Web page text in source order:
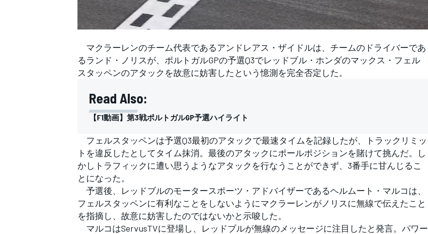
フォーミュラE
マクラーレンのチーム代表であるアンドレアス・ザイドルは、チームのドライバーであ
るランド・ノリスが、ポルトガルGPの予選Q3でレッドブル・ホンダのマックス・フェル
スタッペンのアタックを故意に妨害したという憶測を完全否定した。
Read Also:
【F1動画】第3戦ポルトガルGP予選ハイライト
フェルスタッペンは予選Q3最初のアタックで最速タイムを記録したが、トラックリミッ
トを違反したとしてタイム抹消。最後のアタックにポールポジションを賭けて挑んだ。し
かしトラフィックに遭い思うようなアタックを行なうことができず、3番手に甘んじるこ
とになった。
予選後、レッドブルのモータースポーツ・アドバイザーであるヘルムート・マルコは、
フェルスタッペンに有利なことをしないようにマクラーレンがノリスに無線で伝えたこと
を指摘し、故意に妨害したのではないかと示唆した。
マルコはServusTVに登場し、レッドブルが無線のメッセージに注目したと発言。パワー